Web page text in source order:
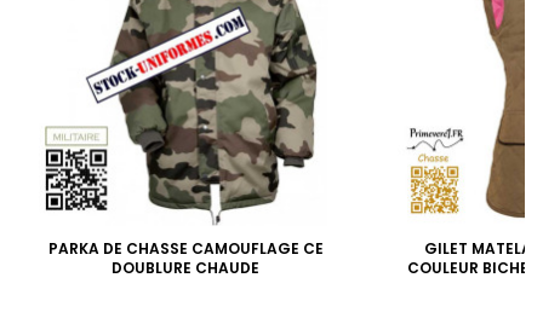
PARKA DE CHASSE CAMOUFLAGE CE
DOUBLURE CHAUDE
GILET
COULEUR BICHE